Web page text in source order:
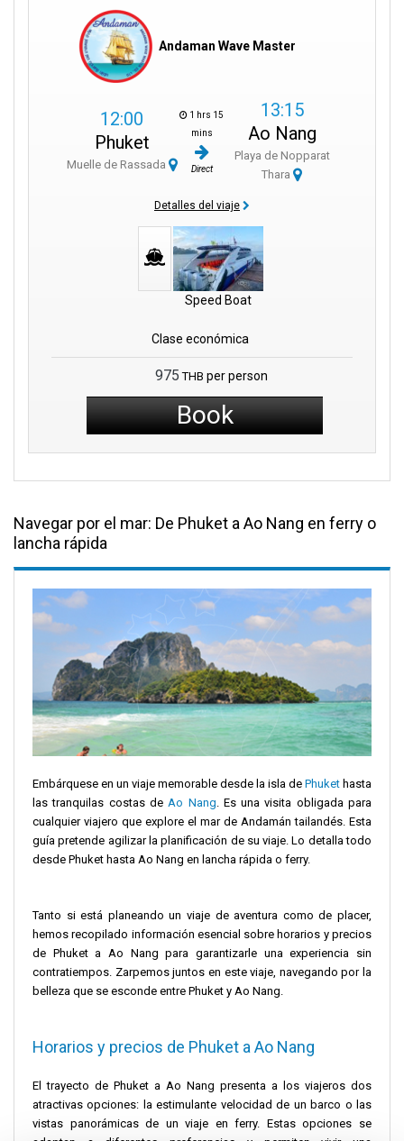
Andaman Wave Master
12:00
Phuket
Muelle de Rassada
1 hrs 15
mins
Direct
13:15
Ao Nang
Playa de Nopparat
Thara
Detalles del viaje
Speed Boat
Clase económica
975 THB per person
Book
Navegar por el mar: De Phuket a Ao Nang en ferry o
lancha rápida
Embárquese en un viaje memorable desde la isla de Phuket hasta
las tranquilas costas de Ao Nang . Es una visita obligada para
cualquier viajero que explore el mar de Andamán tailandés. Esta
guía pretende agilizar la planificación de su viaje. Lo detalla todo
desde Phuket hasta Ao Nang en lancha rápida o ferry.
Tanto si está planeando un viaje de aventura como de placer,
hemos recopilado información esencial sobre horarios y precios
de Phuket a Ao Nang para garantizarle una experiencia sin
contratiempos. Zarpemos juntos en este viaje, navegando por la
belleza que se esconde entre Phuket y Ao Nang.
Horarios y precios de Phuket a Ao Nang
El trayecto de Phuket a Ao Nang presenta a los viajeros dos
atractivas opciones: la estimulante velocidad de un barco o las
vistas panorámicas de un viaje en ferry. Estas opciones se